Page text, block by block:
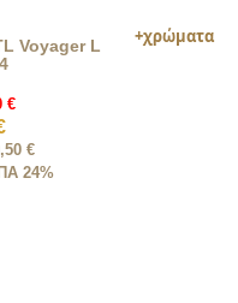
Voyager L
€
€
24%